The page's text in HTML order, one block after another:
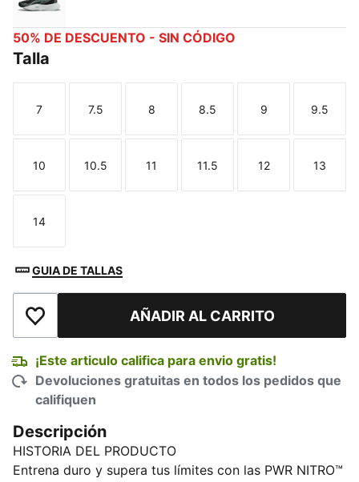
PUMA Black-Green Moon
50% DE DESCUENTO - SIN CÓDIGO
Talla
Talla
7
Talla
7.5
Talla
8
Talla
8.5
Talla
9
Talla
9.5
Talla
10
Talla
10.5
Talla
11
Talla
11.5
Talla
12
Talla
13
Talla
14
GUIA DE TALLAS
Añadir a la lista de deseosAÑADIR AL CARRITO
¡Este articulo califica para envio gratis!
Devoluciones gratuitas en todos los pedidos que
califiquen
Descripción
HISTORIA DEL PRODUCTO
Entrena duro y supera tus límites con las PWR NITRO™